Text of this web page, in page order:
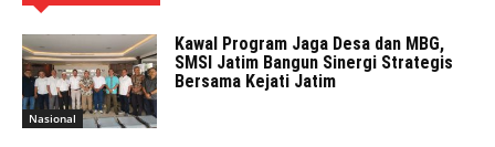
Nasional
Kawal Program Jaga Desa dan MBG,
SMSI Jatim Bangun Sinergi Strategis
Bersama Kejati Jatim